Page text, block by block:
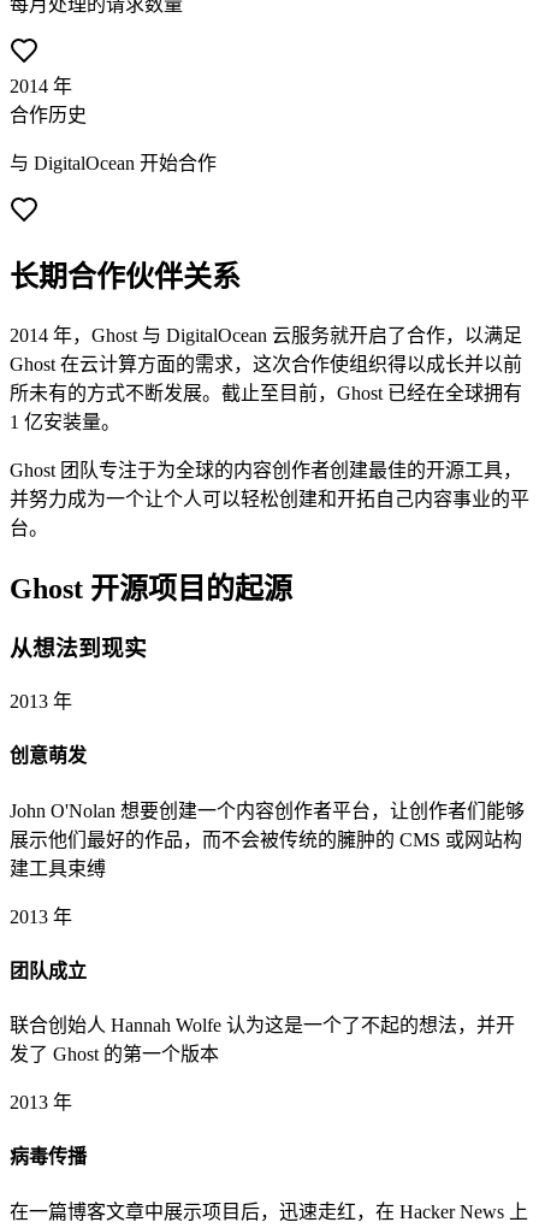
2014 年
合作历史
与 DigitalOcean 开始合作
长期合作伙伴关系
2014 年，Ghost 与 DigitalOcean 云服务就开启了合作，以满足
Ghost 在云计算方面的需求，这次合作使组织得以成长并以前
所未有的方式不断发展。截止至目前，Ghost 已经在全球拥有
1 亿安装量。
Ghost 团队专注于为全球的内容创作者创建最佳的开源工具，
并努力成为一个让个人可以轻松创建和开拓自己内容事业的平
台。
Ghost 开源项目的起源
从想法到现实
2013 年
创意萌发
John O'Nolan 想要创建一个内容创作者平台，让创作者们能够
展示他们最好的作品，而不会被传统的臃肿的 CMS 或网站构
建工具束缚
2013 年
团队成立
联合创始人 Hannah Wolfe 认为这是一个了不起的想法，并开
发了 Ghost 的第一个版本
2013 年
病毒传播
在一篇博客文章中展示项目后，迅速走红，在 Hacker News 上